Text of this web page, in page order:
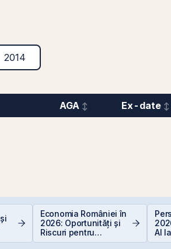
2014
AGA Ex-date
Economia României în
2026: Oportunități și
Riscuri pentru
Investitori
AI